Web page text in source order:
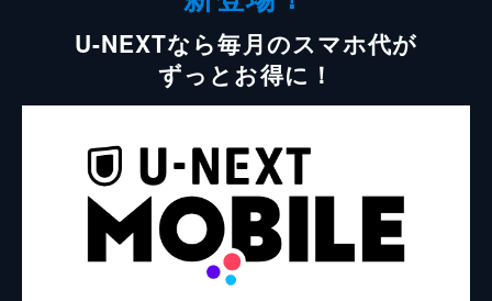
U-NEXTなら毎月のスマホ代が
ずっとお得に！